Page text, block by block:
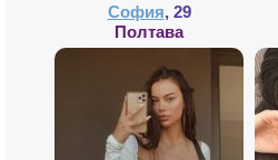
София, 29
Полтава